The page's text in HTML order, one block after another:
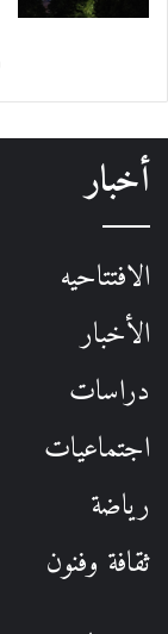
أخبار
الافتتاحيه
الأخبار
دراسات
اجتماعيات
رياضة
ثقافة وفنون